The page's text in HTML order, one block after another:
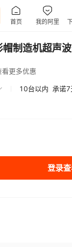
制造机超声
看更多优惠
10台以内 承诺
登录